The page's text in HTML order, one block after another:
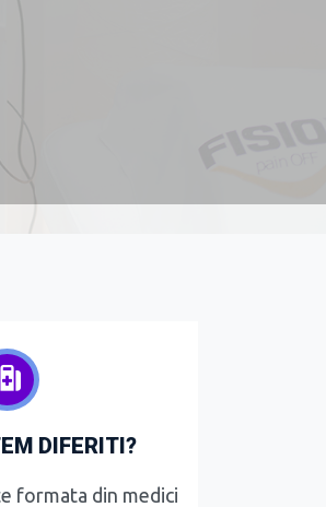
DIFERITI?
formata din medici